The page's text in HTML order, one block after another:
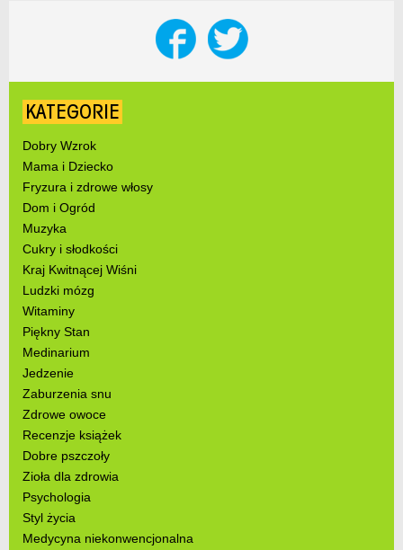
KATEGORIE
Dobry Wzrok
Mama i Dziecko
Fryzura i zdrowe włosy
Dom i Ogród
Muzyka
Cukry i słodkości
Kraj Kwitnącej Wiśni
Ludzki mózg
Witaminy
Piękny Stan
Medinarium
Jedzenie
Zaburzenia snu
Zdrowe owoce
Recenzje książek
Dobre pszczoły
Zioła dla zdrowia
Psychologia
Styl życia
Medycyna niekonwencjonalna